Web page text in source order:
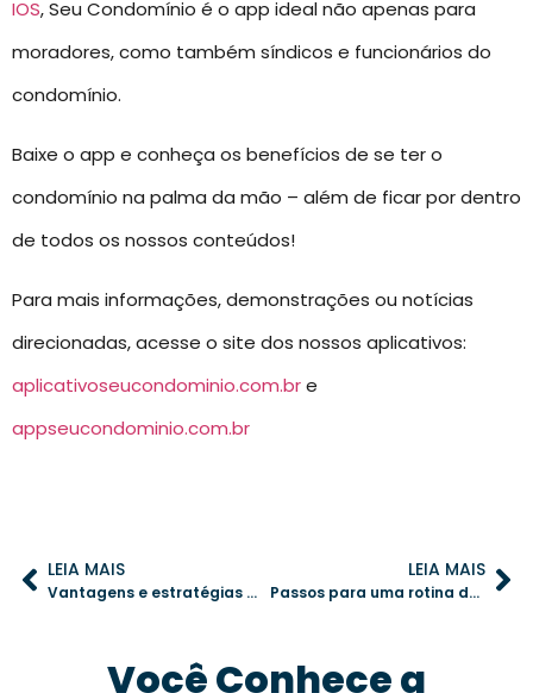
IOS, Seu Condomínio é o app ideal não apenas para
moradores, como também síndicos e funcionários do
condomínio.
Baixe o app e conheça os benefícios de se ter o
condomínio na palma da mão – além de ficar por dentro
de todos os nossos conteúdos!
Para mais informações, demonstrações ou notícias
direcionadas, acesse o site dos nossos aplicativos:
aplicativoseucondominio.com.bre
appseucondominio.com.br
LEIA MAIS
Vantagens e estratégias para implementar energia solar no condomínio
LEIA MAIS
Passos para uma rotina de desinfecção eficiente nas áreas de alto contato
Você Conhece a